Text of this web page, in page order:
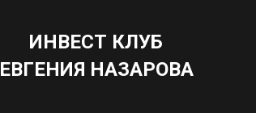
ИНВЕСТ КЛУБ
ЕВГЕНИЯ НАЗАРОВА